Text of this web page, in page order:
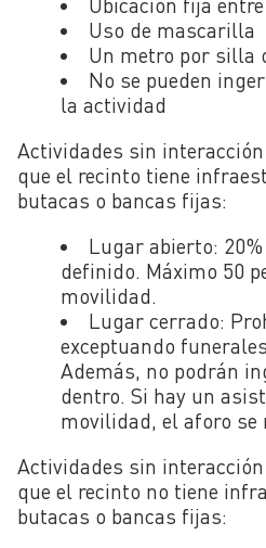
Uso de mascarilla
Un metro por silla
No se pueden
la actividad
Actividades sin
que el recinto tiene
butacas o bancas fijas:
Lugar abierto:
definido. Máximo 50
movilidad.
Lugar cerrado:
exceptuando
Además, no podrán
dentro. Si hay un
movilidad, el aforo se
Actividades sin
que el recinto no tiene
butacas o bancas fijas: